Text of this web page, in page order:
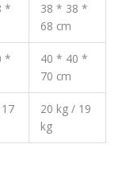
*
38 * 38 *
68 cm
*
40 * 40 *
70 cm
20 kg / 19
kg